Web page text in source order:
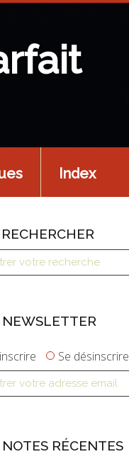
Index
RECHERCHER
NEWSLETTER
Se désinscrire
NOTES RÉCENTES